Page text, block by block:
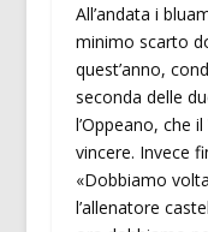
All’andata i
minimo scarto
quest’anno,
seconda delle
l’Oppeano, che
vincere. Invece
«Dobbiamo
l’allenatore